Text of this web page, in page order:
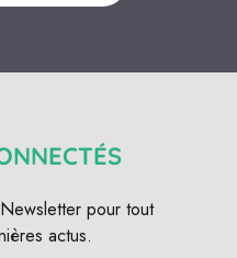
pour tout
actus.